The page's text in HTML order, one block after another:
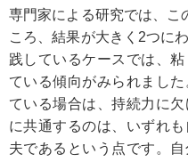
専門家による研究では、こ
ころ、結果が大きく2つに
践しているケースでは、
ている傾向がみられまし
ている場合は、持続力に
に共通するのは、いずれ
夫であるという点です。